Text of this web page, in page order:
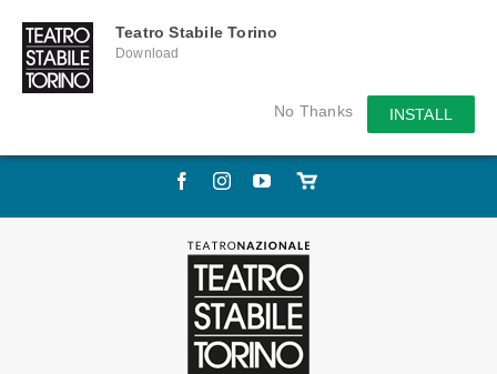
Teatro Stabile Torino
Download
No Thanks INSTALL
Skip
FacebookInstagramYouTube
Store